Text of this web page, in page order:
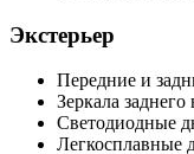
Экстерьер
Передние и
Зеркала
Светодиодные
Легкосплавные